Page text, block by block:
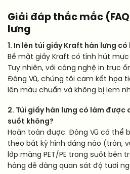
Giải đáp thắc mắc
lưng
1. In lên túi giấy Kraft hàn lưng
Bề mặt giấy Kraft có tính hút
Tuy nhiên, với công nghệ in trục
Đông Vũ, chúng tôi cam kết họa
lên màu chuẩn và không bị lem
2. Túi giấy hàn lưng có làm được
suốt không?
Hoàn toàn được. Đông Vũ có thể
theo bất kỳ hình dáng nào (tròn,
lớp màng PET/PE trong suốt bên
hàng dễ dàng quan sát độ tươi